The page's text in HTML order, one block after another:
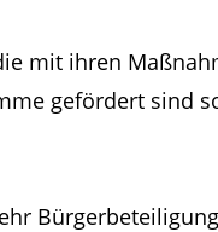
mit ihren
gefördert sind